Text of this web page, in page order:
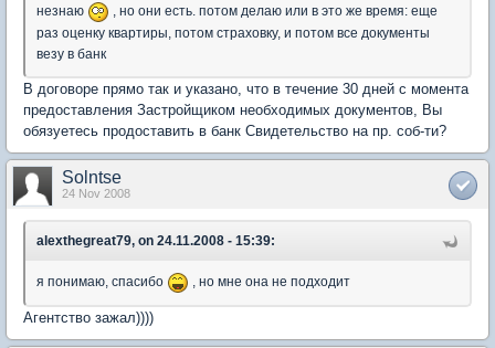
незнаю
, но они есть. потом делаю или в это же время: еще
раз оценку квартиры, потом страховку, и потом все документы
везу в банк
В договоре прямо так и указано, что в течение 30 дней с момента
предоставления Застройщиком необходимых документов, Вы
обязуетесь продоставить в банк Свидетельство на пр. соб-ти?
Solntse
24 Nov 2008
alexthegreat79, on 24.11.2008 - 15:39:
я понимаю, спасибо , но мне она не подходит
Агентство зажал))))